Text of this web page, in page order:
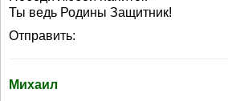
Ты ведь Родины Защитник!
Отправить:
Михаил